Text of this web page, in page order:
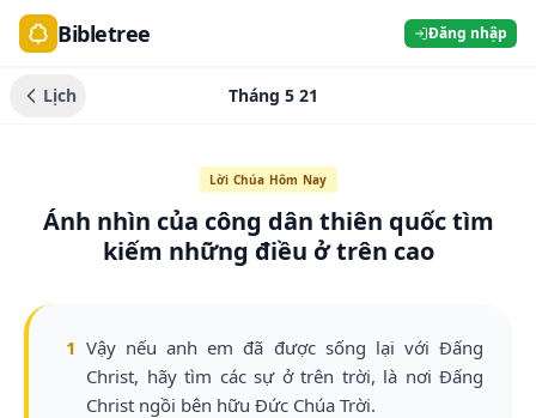
Bibletree Đăng nhập
Lịch Tháng 5 21
Lời Chúa Hôm Nay
Ánh nhìn của công dân thiên quốc tìm
kiếm những điều ở trên cao
1 Vậy nếu anh em đã được sống lại với Đấng
Christ, hãy tìm các sự ở trên trời, là nơi Đấng
Christ ngồi bên hữu Đức Chúa Trời.